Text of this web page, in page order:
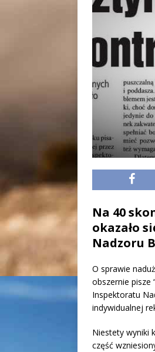
Na 40
okazało
Nadzoru
O sprawie
obszernie pisze
Inspektoratu
indywidualnej
Niestety wyniki
część